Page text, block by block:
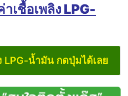
เชื้อเพลิง LPG-
LPG-น้ำมัน กดปุ่มได้เลย